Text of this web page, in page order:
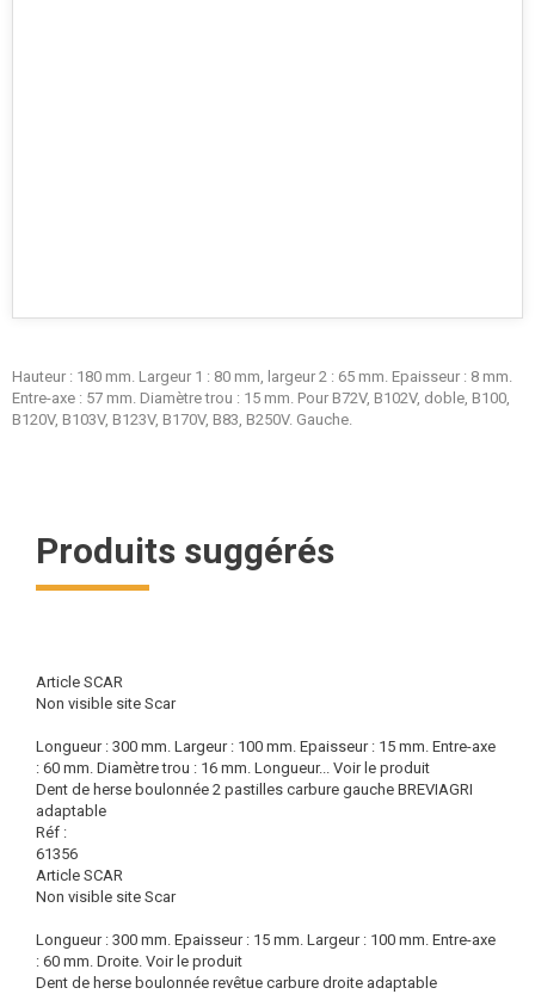
Hauteur : 180 mm. Largeur 1 : 80 mm, largeur 2 : 65 mm. Epaisseur : 8 mm.
Entre-axe : 57 mm. Diamètre trou : 15 mm. Pour B72V, B102V, doble, B100,
B120V, B103V, B123V, B170V, B83, B250V. Gauche.
Produits suggérés
Article SCAR
Non visible site Scar
Longueur : 300 mm. Largeur : 100 mm. Epaisseur : 15 mm. Entre-axe
: 60 mm. Diamètre trou : 16 mm. Longueur... Voir le produit
Dent de herse boulonnée 2 pastilles carbure gauche BREVIAGRI
adaptable
Réf :
61356
Article SCAR
Non visible site Scar
Longueur : 300 mm. Epaisseur : 15 mm. Largeur : 100 mm. Entre-axe
: 60 mm. Droite. Voir le produit
Dent de herse boulonnée revêtue carbure droite adaptable